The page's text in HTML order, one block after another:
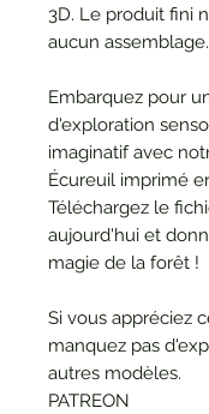
3D. Le produit fini
aucun assemblage.
Embarquez pour
d'exploration
imaginatif avec
Écureuil imprimé
Téléchargez le
aujourd'hui et
magie de la forêt !
Si vous appréciez
manquez pas
autres modèles.
PATREON